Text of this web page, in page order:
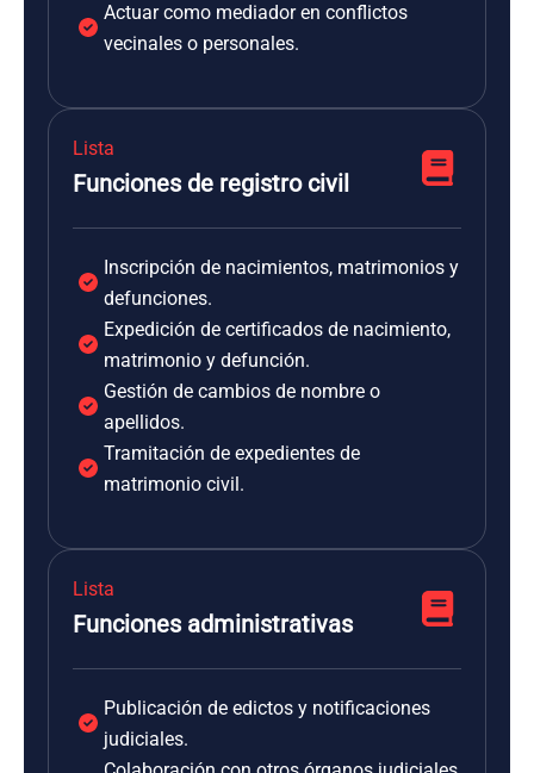
Actuar como mediador en conflictos
vecinales o personales.
Lista
Funciones de registro civil
Inscripción de nacimientos, matrimonios y
defunciones.
Expedición de certificados de nacimiento,
matrimonio y defunción.
Gestión de cambios de nombre o
apellidos.
Tramitación de expedientes de
matrimonio civil.
Lista
Funciones administrativas
Publicación de edictos y notificaciones
judiciales.